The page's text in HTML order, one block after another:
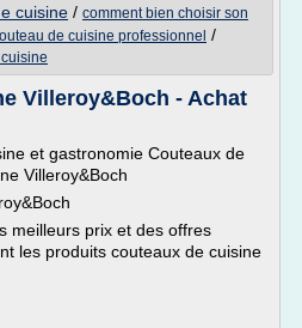
cuisine / comment bien choisir son
de cuisine professionnel /
Villeroy&Boch - Achat
et gastronomie Couteaux de
Villeroy&Boch
meilleurs prix et des offres
les produits couteaux de cuisine